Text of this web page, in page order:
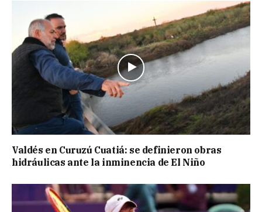
Valdés en Curuzú Cuatiá: se definieron obras
hidráulicas ante la inminencia de El Niño